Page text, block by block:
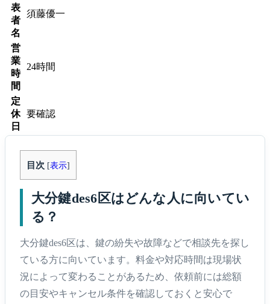
表
者
名
須藤優一
営
業
時
間
24時間
定
休
日
要確認
目次 [表示]
大分鍵des6区はどんな人に向いてい
る？
大分鍵des6区は、鍵の紛失や故障などで相談先を探し
ている方に向いています。料金や対応時間は現場状
況によって変わることがあるため、依頼前には総額
の目安やキャンセル条件を確認しておくと安心で